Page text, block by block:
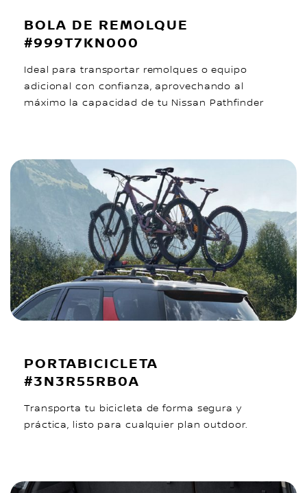
BOLA DE REMOLQUE
#999T7KN000
Ideal para transportar remolques o equipo
adicional con confianza, aprovechando al
máximo la capacidad de tu Nissan Pathfinder
PORTABICICLETA
#3N3R55RB0A
Transporta tu bicicleta de forma segura y
práctica, listo para cualquier plan outdoor.